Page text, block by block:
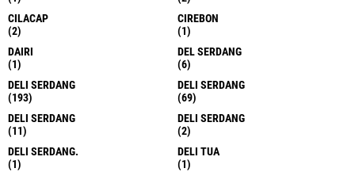
Polsek Belawan Amankan Empat Pelaku
Pungli Berkedok Parkir Liar di Dermaga
Bandar Deli, Uang Tunai Rp54 Ribu
TERPOPULER LAINNYA